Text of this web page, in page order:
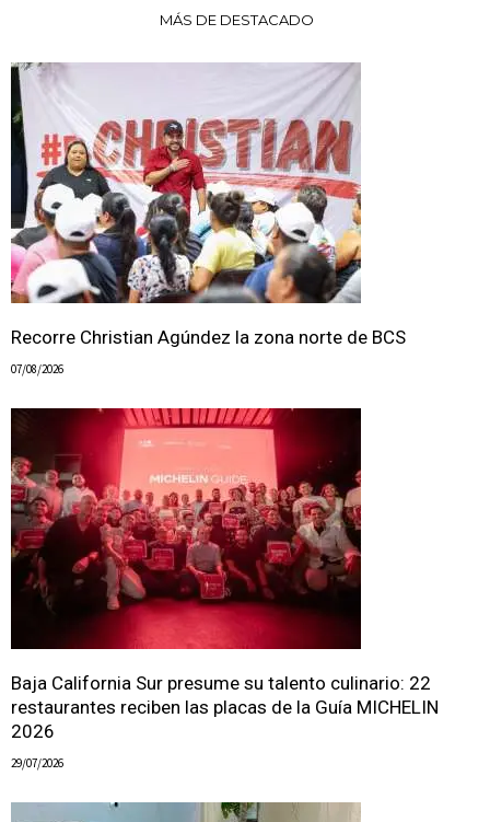
MÁS DE DESTACADO
Recorre Christian Agúndez la zona norte de BCS
07/08/2026
Baja California Sur presume su talento culinario: 22
restaurantes reciben las placas de la Guía MICHELIN
2026
29/07/2026